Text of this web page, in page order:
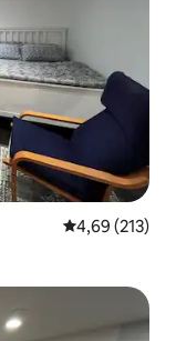
4,69 de uma
4,69 (213)